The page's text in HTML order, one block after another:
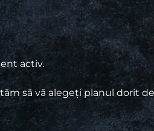
activ.
să vă alegeți planul dorit de